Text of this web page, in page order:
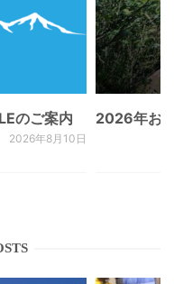
のご案内
2026年8月10日
2026年お